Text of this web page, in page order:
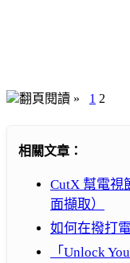
翻頁閱讀 » 1 2
相關文章：
CutX 幫電視
面擷取）
如何在撥打
「Unlock